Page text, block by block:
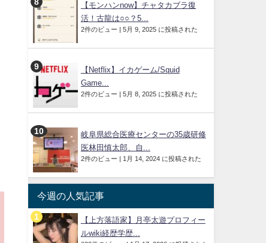
【モンハンnow】チャタカブラ復
活！古龍は○○？5...
2件のビュー | 5月 9, 2025 に投稿された
【Netflix】イカゲーム/Squid
Game...
2件のビュー | 5月 8, 2025 に投稿された
岐阜県総合医療センターの35歳研修
医林田慎太郎、自...
2件のビュー | 1月 14, 2024 に投稿された
今週の人気記事
【上方落語家】月亭太遊プロフィー
ルwiki経歴学歴...